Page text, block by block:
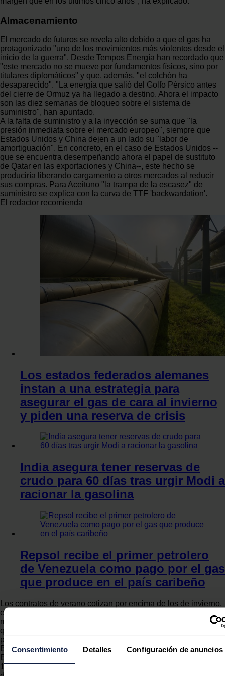
Consentimiento Detalles Configuración de anuncios
Almacenamiento
El mercado de futuros se revela alto debido a que el gas ha
protagonizado "uno de los movimientos más violentos desde el
inicio de la guerra". Desde Tempos Energía han recordado que
"este mercado no se mueve por fundamentos físicos, sino por
titulares diplomáticos" y que, además, "el colchón ha
desaparecido". "La energía que salió del Golfo Pérsico antes
del cierre de Ormuz ya ha llegado a destino. Ahora el impacto
son las diez semanas de bloqueo sobre el sistema de
suministro", han apuntado.
A la falta de suministro y a la inyección se suma que "la
presión inmediata sobre el mercado europeo", siempre que
Estados Unidos y China dejen a un lado su "labor de
amortiguación". En concreto, en el caso de Estados Unidos --
que se encuentra desempeñando ahora el papel de sustituto
de Qatar en las exportaciones y China--, este hecho se
produciría liberando cargamento a otros mercados al reducir
sus compras. Para Aceituno "la trampa de la escasez" de
suministro se explica con la curva de TTF 'backwardation'.
El redactor recomienda
Los estados federados alemanes
instan a una estrategia para
asegurar el gas de cara al invierno
y piden una reserva de crisis
India asegura tener reservas de
crudo para 60 días tras urgir Modi a
racionar la gasolina
Repsol recibe el primer petrolero
de Venezuela como pago por el gas
que produce en el país caribeño
Los contratos de verano cotizan por encima de los de invierno,
exactamente lo contrario a lo habitual, lo que provoca un
mercado que "no incentiva el almacenamiento en verano", ya
que llega al invierno con los depósitos vacíos y revela futuros a
precios altos.
Brent
El barril de Brent cierra la primera quincena de mayo en los
101,82 dólares. Actualmente el mercado está atrapado entre